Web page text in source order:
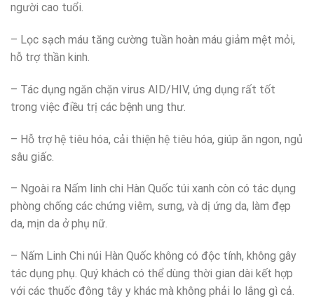
người cao tuổi.
– Lọc sạch máu tăng cường tuần hoàn máu giảm mệt mỏi,
hỗ trợ thần kinh.
– Tác dụng ngăn chặn virus AID/HIV, ứng dụng rất tốt
trong việc điều trị các bệnh ung thư.
– Hỗ trợ hệ tiêu hóa, cải thiện hệ tiêu hóa, giúp ăn ngon, ngủ
sâu giấc.
– Ngoài ra Nấm linh chi Hàn Quốc túi xanh còn có tác dụng
phòng chống các chứng viêm, sưng, và dị ứng da, làm đẹp
da, mịn da ở phụ nữ.
– Nấm Linh Chi núi Hàn Quốc không có độc tính, không gây
tác dụng phụ. Quý khách có thể dùng thời gian dài kết hợp
với các thuốc đông tây y khác mà không phải lo lắng gì cả.